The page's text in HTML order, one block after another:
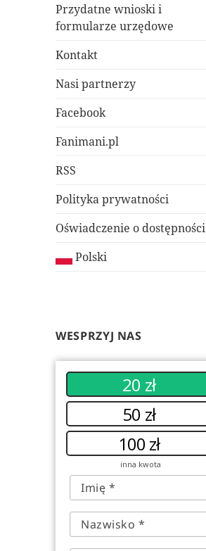
Przydatne wnioski i
formularze urzędowe
Kontakt
Nasi partnerzy
Facebook
Fanimani.pl
RSS
Polityka prywatności
Oświadczenie o dostępności
Polski
WESPRZYJ NAS
20 zł
50 zł
100 zł
inna kwota